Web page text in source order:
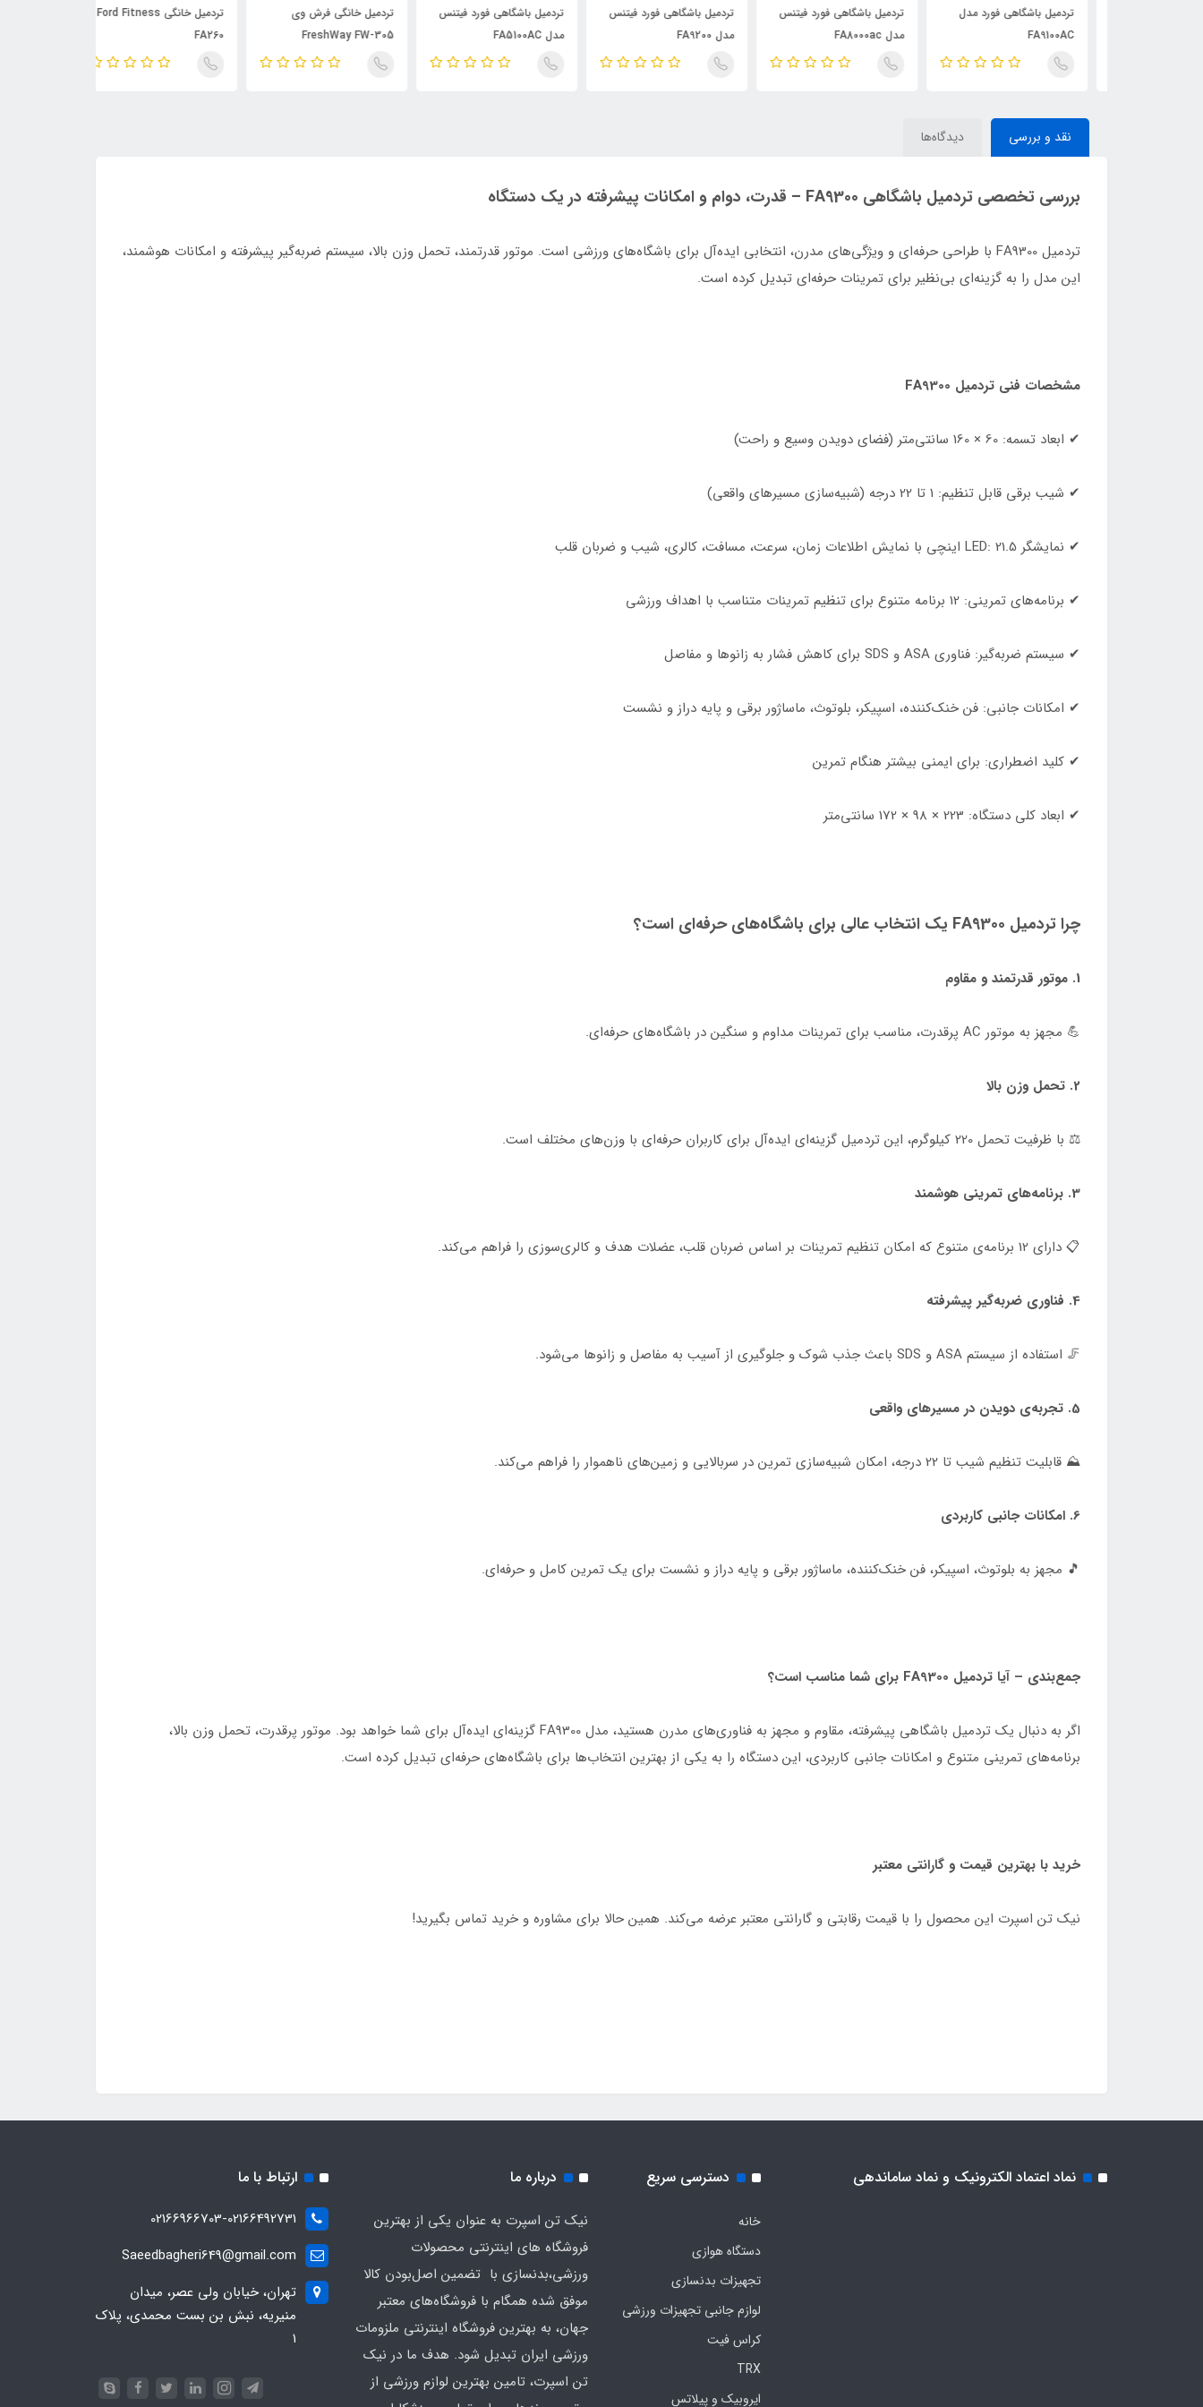
تردمیل باشگاهی فورد مدل
FA9100AC
تردمیل باشگاهی فورد فیتنس
مدل FA8000ac
تردمیل باشگاهی فورد فیتنس
مدل FA9200
تردمیل باشگاهی فورد فیتنس
مدل FA5100AC
تردمیل خانگی فرش وی
FreshWay FW-305
تردمیل خانگی Ford Fitness
FA260
نقد و بررسی دیدگاه‌ها
بررسی تخصصی تردمیل باشگاهی FA9300 – قدرت، دوام و امکانات پیشرفته در یک دستگاه
تردمیل FA9300 با طراحی حرفه‌ای و ویژگی‌های مدرن، انتخابی ایده‌آل برای باشگاه‌های ورزشی است. موتور قدرتمند، تحمل وزن بالا، سیستم ضربه‌گیر پیشرفته و امکانات هوشمند،
این مدل را به گزینه‌ای بی‌نظیر برای تمرینات حرفه‌ای تبدیل کرده است.
مشخصات فنی تردمیل FA9300
✔ ابعاد تسمه: 60 × 160 سانتی‌متر (فضای دویدن وسیع و راحت)
✔ شیب برقی قابل تنظیم: 1 تا 22 درجه (شبیه‌سازی مسیرهای واقعی)
✔ نمایشگر LED: 21.5 اینچی با نمایش اطلاعات زمان، سرعت، مسافت، کالری، شیب و ضربان قلب
✔ برنامه‌های تمرینی: 12 برنامه متنوع برای تنظیم تمرینات متناسب با اهداف ورزشی
✔ سیستم ضربه‌گیر: فناوری ASA و SDS برای کاهش فشار به زانوها و مفاصل
✔ امکانات جانبی: فن خنک‌کننده، اسپیکر، بلوتوث، ماساژور برقی و پایه دراز و نشست
✔ کلید اضطراری: برای ایمنی بیشتر هنگام تمرین
✔ ابعاد کلی دستگاه: 223 × 98 × 172 سانتی‌متر
چرا تردمیل FA9300 یک انتخاب عالی برای باشگاه‌های حرفه‌ای است؟
1. موتور قدرتمند و مقاوم
💪 مجهز به موتور AC پرقدرت، مناسب برای تمرینات مداوم و سنگین در باشگاه‌های حرفه‌ای.
2. تحمل وزن بالا
⚖ با ظرفیت تحمل 220 کیلوگرم، این تردمیل گزینه‌ای ایده‌آل برای کاربران حرفه‌ای با وزن‌های مختلف است.
3. برنامه‌های تمرینی هوشمند
📋 دارای 12 برنامه‌ی متنوع که امکان تنظیم تمرینات بر اساس ضربان قلب، عضلات هدف و کالری‌سوزی را فراهم می‌کند.
4. فناوری ضربه‌گیر پیشرفته
🦵 استفاده از سیستم ASA و SDS باعث جذب شوک و جلوگیری از آسیب به مفاصل و زانوها می‌شود.
5. تجربه‌ی دویدن در مسیرهای واقعی
⛰ قابلیت تنظیم شیب تا 22 درجه، امکان شبیه‌سازی تمرین در سربالایی و زمین‌های ناهموار را فراهم می‌کند.
6. امکانات جانبی کاربردی
🎵 مجهز به بلوتوث، اسپیکر، فن خنک‌کننده، ماساژور برقی و پایه دراز و نشست برای یک تمرین کامل و حرفه‌ای.
جمع‌بندی – آیا تردمیل FA9300 برای شما مناسب است؟
اگر به دنبال یک تردمیل باشگاهی پیشرفته، مقاوم و مجهز به فناوری‌های مدرن هستید، مدل FA9300 گزینه‌ای ایده‌آل برای شما خواهد بود. موتور پرقدرت، تحمل وزن بالا،
برنامه‌های تمرینی متنوع و امکانات جانبی کاربردی، این دستگاه را به یکی از بهترین انتخاب‌ها برای باشگاه‌های حرفه‌ای تبدیل کرده است.
خرید با بهترین قیمت و گارانتی معتبر
نیک تن اسپرت این محصول را با قیمت رقابتی و گارانتی معتبر عرضه می‌کند. همین حالا برای مشاوره و خرید تماس بگیرید!
نماد اعتماد الکترونیک و نماد ساماندهی دسترسی سریع
خانه
دستگاه هوازی
تجهیزات بدنسازی
لوازم جانبی تجهیزات ورزشی
کراس فیت
TRX
ایروبیک و پیلاتس
درباره ما
نیک تن اسپرت به عنوان یکی از بهترین
فروشگاه های اینترنتی محصولات
ورزشی،بدنسازی با تضمین اصل‌بودن کالا
موفق شده همگام با فروشگاه‌های معتبر
جهان، به بهترین فروشگاه اینترنتی ملزومات
ورزشی ایران تبدیل شود. هدف ما در نیک
تن اسپرت، تامین بهترین لوازم ورزشی از
ارتباط با ما
02166966703-02166492731
Saeedbagheri649@gmail.com
تهران، خیابان ولی عصر، میدان
منیریه، نبش بن بست محمدی، پلاک
۱